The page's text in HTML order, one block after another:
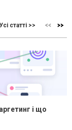
статті >>
і що